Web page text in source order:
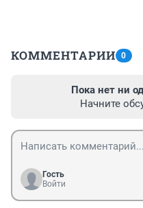
КОММЕНТАРИИ 0
Пока нет ни
Начните
Гость
Войти